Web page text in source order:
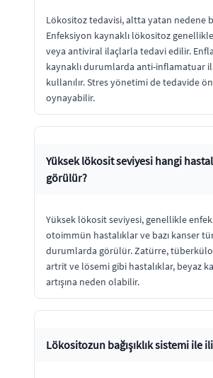
Lökositoz tedavisi, altta yatan nedene
Enfeksiyon kaynaklı lökositoz
veya antiviral ilaçlarla tedavi edilir.
kaynaklı durumlarda anti-inflamatuar
kullanılır. Stres yönetimi de tedavide
oynayabilir.
Yüksek lökosit seviyesi hangi
görülür?
Yüksek lökosit seviyesi, genellikle
otoimmün hastalıklar ve bazı kanser
durumlarda görülür. Zatürre,
artrit ve lösemi gibi hastalıklar, beyaz
artışına neden olabilir.
Lökositozun bağışıklık sistemi ile